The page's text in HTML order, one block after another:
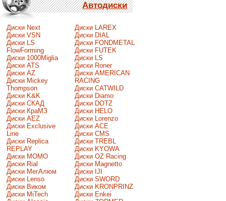
Автодиски
Диски Next
Диски VSN
Диски LS
FlowForming
Диски 1000Miglia
Диски ATS
Диски AZ
Диски Mickey
Thompson
Диски K&K
Диски СКАД
Диски КраМЗ
Диски AEZ
Диски Exclusive
Line
Диски Replica
REPLAY
Диски MOMO
Диски Rial
Диски МегАлюм
Диски Lenso
Диски Виком
Диски MiTech
Диски LAREX
Диски DIAL
Диски FONDMETAL
Диски FUTEK
Диски LS
Диски Roner
Диски AMERICAN
RACING
Диски CATWILD
Диски Diamo
Диски DOTZ
Диски HELO
Диски Lorenzo
Диски ACE
Диски CMS
Диски TREBL
Диски KYOWA
Диски OZ Racing
Диски Magnetto
Диски IJI
Диски SWORD
Диски KRONPRINZ
Диски Enkei